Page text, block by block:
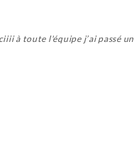
à toute l'équipe j’ai passé